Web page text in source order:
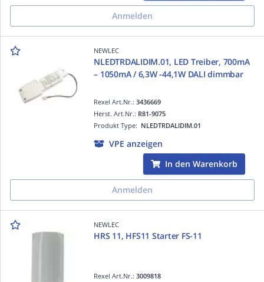
Anmelden
NEWLEC
NLEDTRDALIDIM.01, LED Treiber, 700mA
– 1050mA / 6,3W -44,1W DALI dimmbar
Rexel Art.Nr.:3436669
Produkt Type: NLEDTRDALIDIM.01
Herst. Art.Nr.: R81-9075
VPE anzeigen
In den Warenkorb
Anmelden
NEWLEC
HRS 11, HFS11 Starter FS-11
Rexel Art.Nr.:3009818